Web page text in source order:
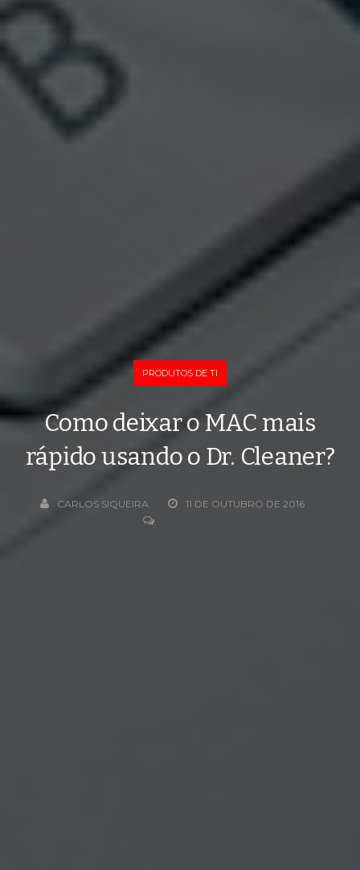
PRODUTOS DE TI
Como deixar o MAC mais
rápido usando o Dr. Cleaner?
CARLOS SIQUEIRA 11 DE OUTUBRO DE 2016